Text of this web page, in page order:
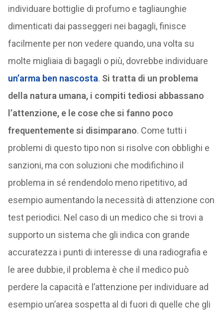
individuare bottiglie di profumo e tagliaunghie
dimenticati dai passeggeri nei bagagli, finisce
facilmente per non vedere quando, una volta su
molte migliaia di bagagli o più, dovrebbe individuare
un’arma ben nascosta. Si tratta di un problema
della natura umana, i compiti tediosi abbassano
l’attenzione, e le cose che si fanno poco
frequentemente si disimparano. Come tutti i
problemi di questo tipo non si risolve con obblighi e
sanzioni, ma con soluzioni che modifichino il
problema in sé rendendolo meno ripetitivo, ad
esempio aumentando la necessità di attenzione con
test periodici. Nel caso di un medico che si trovi a
supporto un sistema che gli indica con grande
accuratezza i punti di interesse di una radiografia e
le aree dubbie, il problema è che il medico può
perdere la capacità e l’attenzione per individuare ad
esempio un’area sospetta al di fuori di quelle che gli